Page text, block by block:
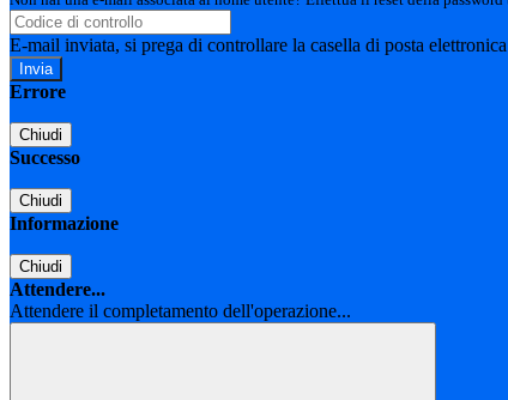
E-mail inviata, si prega di controllare la casella di posta
Errore
Chiudi
Successo
Chiudi
Informazione
Chiudi
Attendere...
Attendere il completamento dell'operazione...